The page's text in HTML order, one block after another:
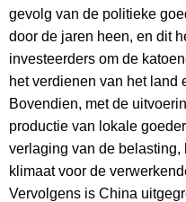
gevolg van de politieke
door de jaren heen, en dit
investeerders om de
het verdienen van het land
Bovendien, met de
productie van lokale
verlaging van de belasting,
klimaat voor de
Vervolgens is China